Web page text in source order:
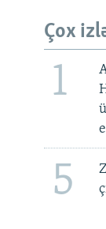
Çox
1
5